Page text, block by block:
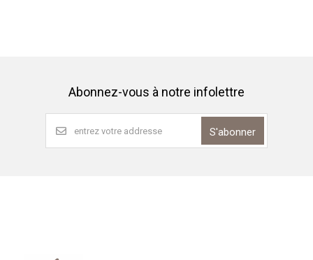
Abonnez-vous à notre infolettre
S'abonner